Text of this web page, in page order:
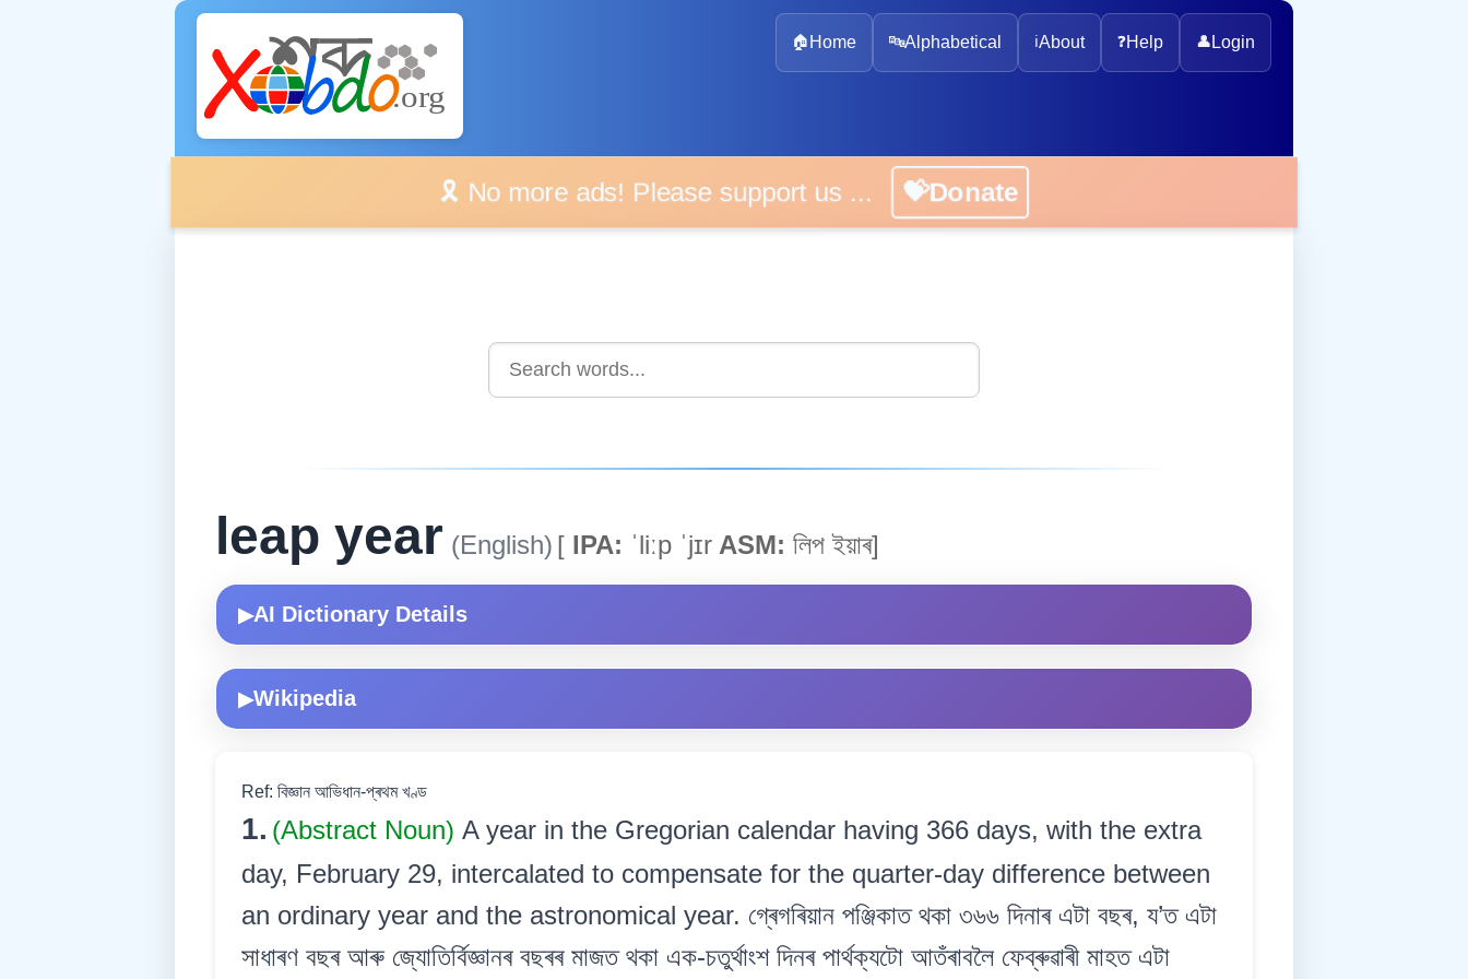
🏠 Home 🔤Alphabetical ℹ️About ❓Help 👤Login
🎗️ No more ads! Please support us ... 💝Donate
leap year (English) [ IPA: ˈliːp ˈjɪr ASM: লিপ ইয়াৰ]
▶AI Dictionary Details
▶Wikipedia
Ref: বিজ্ঞান আভিধান-প্ৰথম খণ্ড
1. (Abstract Noun) A year in the Gregorian calendar having 366 days, with the extra
day, February 29, intercalated to compensate for the quarter-day difference between
an ordinary year and the astronomical year. গ্ৰেগৰিয়ান পঞ্জিকাত থকা ৩৬৬ দিনাৰ এটা বছৰ, য’ত এটা
সাধাৰণ বছৰ আৰু জ্যোতিৰ্বিজ্ঞানৰ বছৰৰ মাজত থকা এক-চতুৰ্থাংশ দিনৰ পাৰ্থক্যটো আতঁৰাবলৈ ফেব্ৰুৱাৰী মাহত এটা